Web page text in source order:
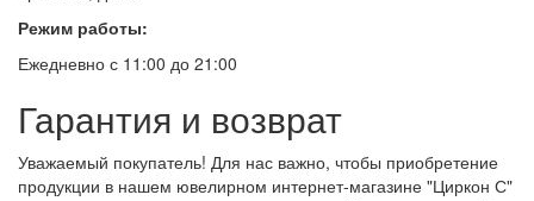
Режим работы:
Ежедневно с 11:00 до 21:00
Гарантия и возврат
Уважаемый покупатель! Для нас важно, чтобы приобретение
продукции в нашем ювелирном интернет-магазине "Циркон С"